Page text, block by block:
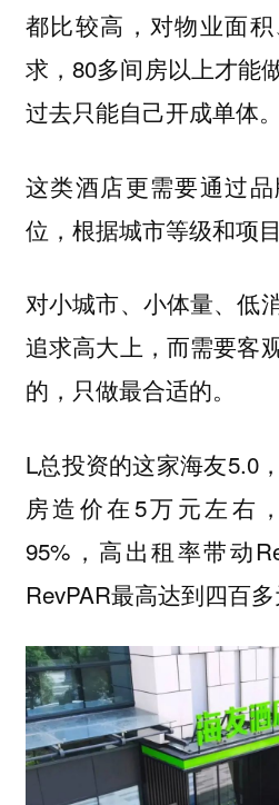
都比较高，对物业面
求，80多间房以上才能
过去只能自己开成单体。
这类酒店更需要通过
位，根据城市等级和项
对小城市、小体量、低
追求高大上，而需要客
的，只做最合适的。
L总投资的这家海友5.0
房造价在5万元左右
95%，高出租率带动
RevPAR最高达到四百多